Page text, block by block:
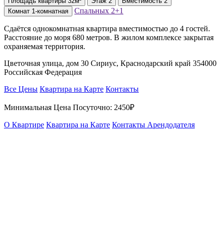
Комнат 1-комнатная Спальных 2+1
Сдаётся однокомнатная квартира вместимостью до 4 гостей.
Расстояние до моря 680 метров. В жилом комплексе закрытая
охраняемая территория.
Цветочная улица, дом 30 Сириус, Краснодарский край 354000
Российская Федерация
Все Цены Квартира на Карте Контакты
Минимальная Цена Посуточно: 2450₽
О Квартире Квартира на Карте Контакты Арендодателя